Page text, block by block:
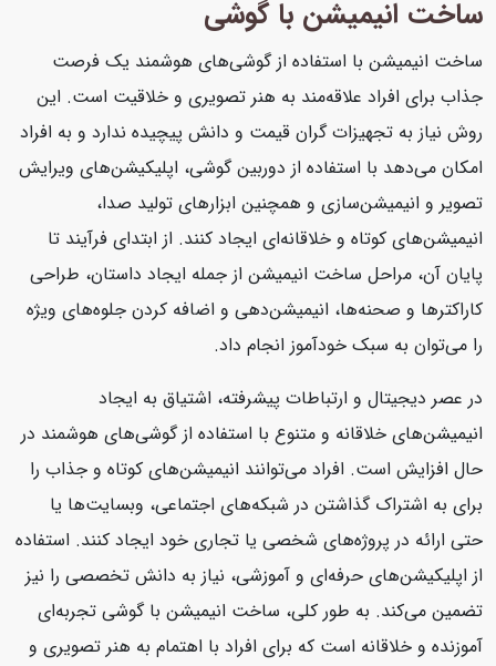
ساخت انیمیشن با گوشی
ساخت انیمیشن با استفاده از گوشی‌های هوشمند یک فرصت
جذاب برای افراد علاقه‌مند به هنر تصویری و خلاقیت است. این
روش نیاز به تجهیزات گران قیمت و دانش پیچیده ندارد و به افراد
امکان می‌دهد با استفاده از دوربین گوشی، اپلیکیشن‌های ویرایش
تصویر و انیمیشن‌سازی و همچنین ابزارهای تولید صدا،
انیمیشن‌های کوتاه و خلاقانه‌ای ایجاد کنند. از ابتدای فرآیند تا
پایان آن، مراحل ساخت انیمیشن از جمله ایجاد داستان، طراحی
کاراکترها و صحنه‌ها، انیمیشن‌دهی و اضافه کردن جلوه‌های ویژه
را می‌توان به سبک خودآموز انجام داد.
در عصر دیجیتال و ارتباطات پیشرفته، اشتیاق به ایجاد
انیمیشن‌های خلاقانه و متنوع با استفاده از گوشی‌های هوشمند در
حال افزایش است. افراد می‌توانند انیمیشن‌های کوتاه و جذاب را
برای به اشتراک گذاشتن در شبکه‌های اجتماعی، وبسایت‌ها یا
حتی ارائه در پروژه‌های شخصی یا تجاری خود ایجاد کنند. استفاده
از اپلیکیشن‌های حرفه‌ای و آموزشی، نیاز به دانش تخصصی را نیز
تضمین می‌کند. به طور کلی، ساخت انیمیشن با گوشی تجربه‌ای
آموزنده و خلاقانه است که برای افراد با اهتمام به هنر تصویری و